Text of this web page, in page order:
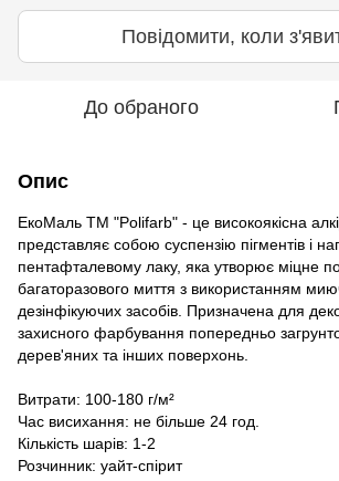
Повідомити, коли
До обраного
Опис
ЕкоМаль ТМ "Polifarb" - це високоякісна
представляє собою суспензію пігментів і
пентафталевому лаку, яка утворює міцне
багаторазового миття з використанням
дезінфікуючих засобів. Призначена для
захисного фарбування попередньо
дерев'яних та інших поверхонь.
Витрати: 100-180 г/м²
Час висихання: не більше 24 год.
Кількість шарів: 1-2
Розчинник: уайт-спірит